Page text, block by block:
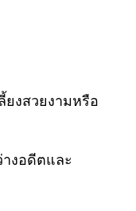
ยงสวยงามหรือ
างอดีตและ